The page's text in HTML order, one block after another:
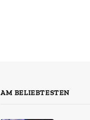
AM BELIEBTESTEN